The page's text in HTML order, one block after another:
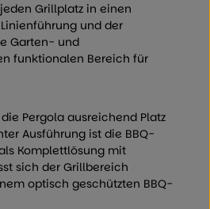
Grillplatz in einen
und der
Garten- und
funktionalen Bereich für
Pergola ausreichend Platz
Ausführung ist die BBQ-
Komplettlösung mit
sich der Grillbereich
optisch geschützten BBQ-